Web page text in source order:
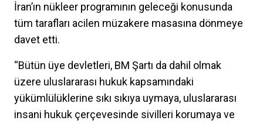
İran’ın nükleer programının geleceği konusunda
tüm tarafları acilen müzakere masasına dönmeye
davet etti.
“Bütün üye devletleri, BM Şartı da dahil olmak
üzere uluslararası hukuk kapsamındaki
yükümlülüklerine sıkı sıkıya uymaya, uluslararası
insani hukuk çerçevesinde sivilleri korumaya ve